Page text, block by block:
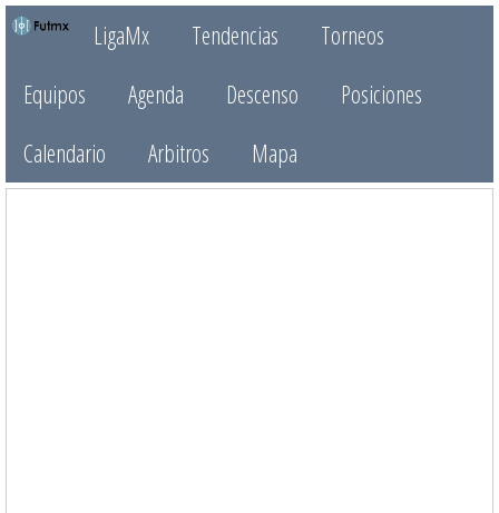
LigaMx Tendencias
Torneos
Equipos
Agenda Descenso
Posiciones
Calendario
Arbitros Mapa